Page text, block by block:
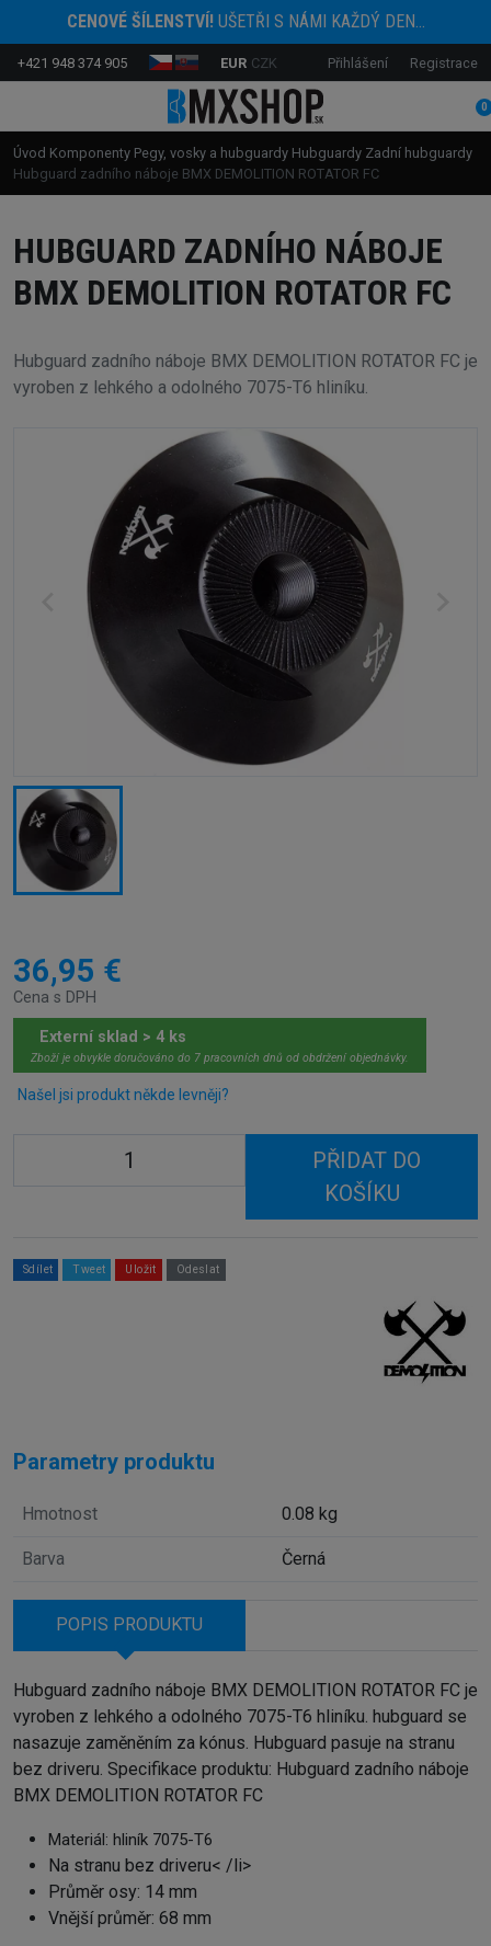
CENOVÉ ŠÍLENSTVÍ!UŠETŘI S NÁMI KAŽDÝ DEN...
+421 948 374 905 EUR CZK Přihlášení Registrace
0
Úvod Komponenty Pegy, vosky a hubguardy Hubguardy Zadní hubguardy
Hubguard zadního náboje BMX DEMOLITION ROTATOR FC
HUBGUARD ZADNÍHO NÁBOJE
BMX DEMOLITION ROTATOR FC
Hubguard zadního náboje BMX DEMOLITION ROTATOR FC je
vyroben z lehkého a odolného 7075-T6 hliníku.
36,95 €
Cena s DPH
Externí sklad > 4 ks
Zboží je obvykle doručováno do 7 pracovních dnů od obdržení objednávky.
Našel jsi produkt někde levněji?
PŘIDAT DO
KOŠÍKU
Sdílet Tweet Uložit Odeslat
Parametry produktu
Hmotnost 0.08 kg
Barva Černá
POPIS PRODUKTU
Hubguard zadního náboje BMX DEMOLITION ROTATOR FC je
vyroben z lehkého a odolného 7075-T6 hliníku. hubguard se
nasazuje zaměněním za kónus. Hubguard pasuje na stranu
bez driveru. Specifikace produktu: Hubguard zadního náboje
BMX DEMOLITION ROTATOR FC
Materiál: hliník 7075-T6
Na stranu bez driveru< /li>
Průměr osy: 14 mm
Vnější průměr: 68 mm